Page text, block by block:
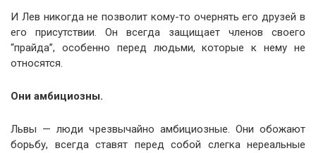
И Лев никогда не позволит кому-то очернять его друзей в
его присутствии. Он всегда защищает членов своего
“прайда”, особенно перед людьми, которые к нему не
относятся.
Они амбициозны.
Львы — люди чрезвычайно амбициозные. Они обожают
борьбу, всегда ставят перед собой слегка нереальные